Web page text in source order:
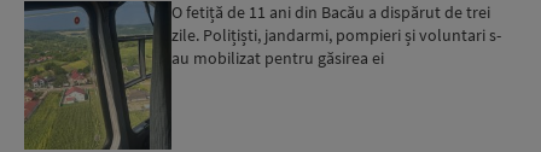
O fetiță de 11 ani din Bacău a dispărut de trei
zile. Polițiști, jandarmi, pompieri și voluntari s-
au mobilizat pentru găsirea ei